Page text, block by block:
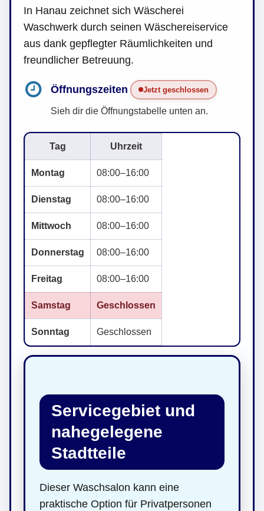
In Hanau zeichnet sich Wäscherei
Waschwerk durch seinen Wäschereiservice
aus dank gepflegter Räumlichkeiten und
freundlicher Betreuung.
Öffnungszeiten Jetzt geschlossen
Sieh dir die Öffnungstabelle unten an.
Tag Uhrzeit
Montag 08:00–16:00
Dienstag 08:00–16:00
Mittwoch 08:00–16:00
Donnerstag 08:00–16:00
Freitag 08:00–16:00
Samstag Geschlossen
Sonntag Geschlossen
Servicegebiet und
nahegelegene
Stadtteile
Dieser Waschsalon kann eine
praktische Option für Privatpersonen